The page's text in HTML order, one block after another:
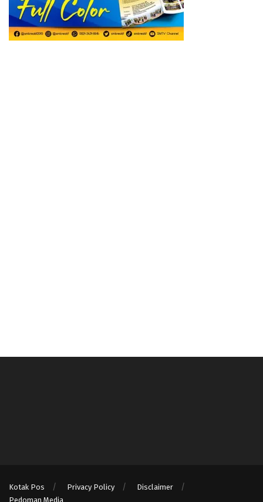
Kotak Pos Privacy Policy
Disclaimer
Pedoman Media